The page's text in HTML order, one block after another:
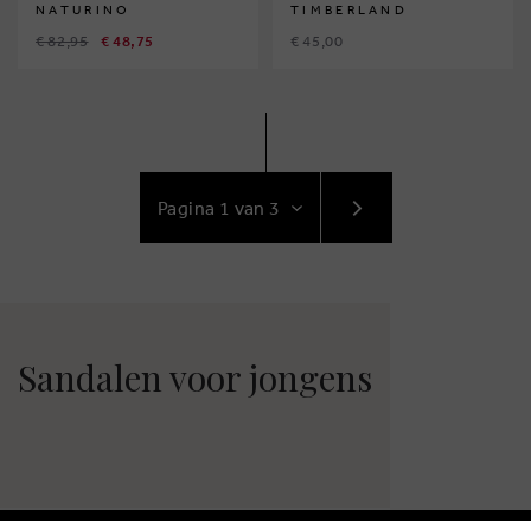
NATURINO
€ 82,95 € 48,75
TIMBERLAND
€ 45,00
NAAR
VOLGENDE
Sandalen voor jongens